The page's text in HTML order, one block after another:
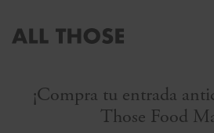
¡Compra tu entrada
Those Food